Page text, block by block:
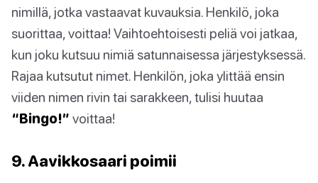
nimillä, jotka vastaavat kuvauksia. Henkilö, joka
suorittaa, voittaa! Vaihtoehtoisesti peliä voi jatkaa,
kun joku kutsuu nimiä satunnaisessa järjestyksessä.
Rajaa kutsutut nimet. Henkilön, joka ylittää ensin
viiden nimen rivin tai sarakkeen, tulisi huutaa
“Bingo!” voittaa!
9. Aavikkosaari poimii